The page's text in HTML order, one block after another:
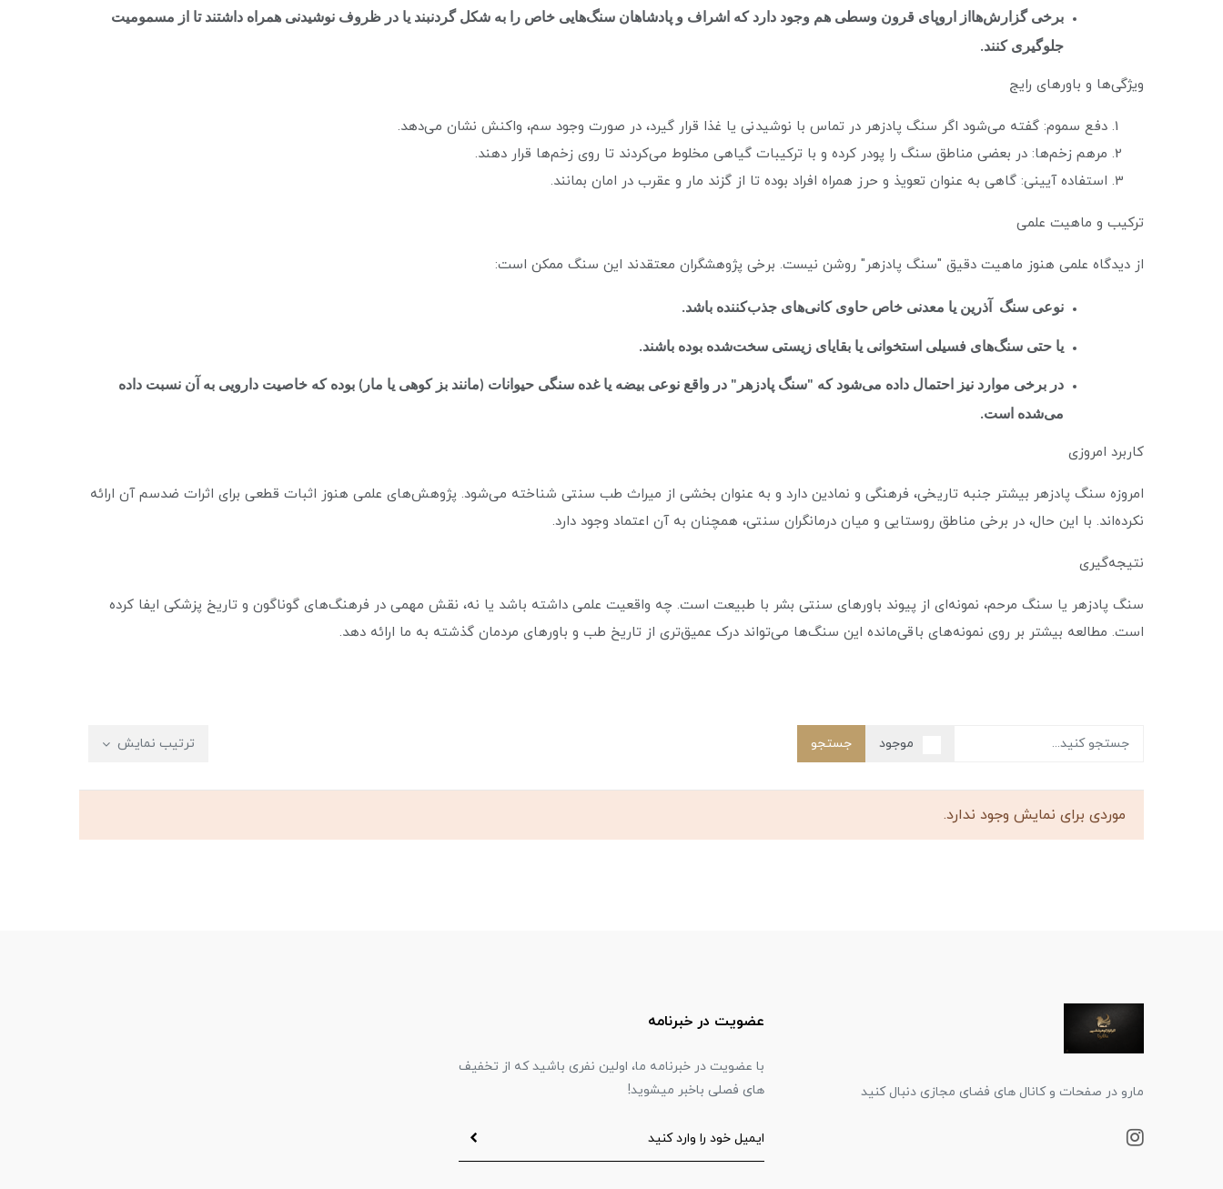
برخی گزارش‌هااز اروپای قرون وسطی هم وجود دارد که اشراف و پادشاهان سنگ‌هایی خاص را به شکل گردنبند یا در ظروف نوشیدنی همراه داشتند تا از مسمومیت
جلوگیری کنند.
ویژگی‌ها و باورهای رایج
دفع سموم: گفته می‌شود اگر سنگ پادزهر در تماس با نوشیدنی یا غذا قرار گیرد، در صورت وجود سم، واکنش نشان می‌دهد.
مرهم زخم‌ها: در بعضی مناطق سنگ را پودر کرده و با ترکیبات گیاهی مخلوط می‌کردند تا روی زخم‌ها قرار دهند.
استفاده آیینی: گاهی به عنوان تعویذ و حرز همراه افراد بوده تا از گزند مار و عقرب در امان بمانند.
ترکیب و ماهیت علمی
از دیدگاه علمی هنوز ماهیت دقیق "سنگ پادزهر" روشن نیست. برخی پژوهشگران معتقدند این سنگ ممکن است:
نوعی سنگ آذرین یا معدنی خاص حاوی کانی‌های جذب‌کننده باشد.
یا حتی سنگ‌های فسیلی استخوانی یا بقایای زیستی سخت‌شده بوده باشند.
در برخی موارد نیز احتمال داده می‌شود که "سنگ پادزهر" در واقع نوعی بیضه یا غده سنگی حیوانات (مانند بز کوهی یا مار) بوده که خاصیت دارویی به آن نسبت داده
می‌شده است.
کاربرد امروزی
امروزه سنگ پادزهر بیشتر جنبه تاریخی، فرهنگی و نمادین دارد و به عنوان بخشی از میراث طب سنتی شناخته می‌شود. پژوهش‌های علمی هنوز اثبات قطعی برای اثرات ضدسم آن ارائه
نکرده‌اند. با این حال، در برخی مناطق روستایی و میان درمانگران سنتی، همچنان به آن اعتماد وجود دارد.
نتیجه‌گیری
سنگ پادزهر یا سنگ مرحم، نمونه‌ای از پیوند باورهای سنتی بشر با طبیعت است. چه واقعیت علمی داشته باشد یا نه، نقش مهمی در فرهنگ‌های گوناگون و تاریخ پزشکی ایفا کرده
است. مطالعه بیشتر بر روی نمونه‌های باقی‌مانده این سنگ‌ها می‌تواند درک عمیق‌تری از تاریخ طب و باورهای مردمان گذشته به ما ارائه دهد.
موجود جستجو ترتیب نمایش
موردی برای نمایش وجود ندارد.
مارو در صفحات و کانال های فضای مجازی دنبال کنید
عضویت در خبرنامه
با عضویت در خبرنامه ما، اولین نفری باشید که از تخفیف
های فصلی باخبر میشوید!